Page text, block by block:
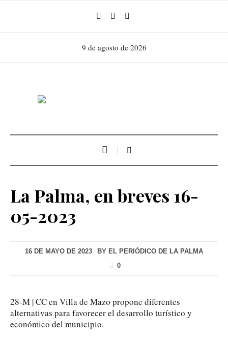
9 de agosto de 2026
La Palma, en breves 16-
05-2023
16 DE MAYO DE 2023 BY EL PERIÓDICO DE LA PALMA
0
28-M | CC en Villa de Mazo propone diferentes
alternativas para favorecer el desarrollo turístico y
económico del municipio.